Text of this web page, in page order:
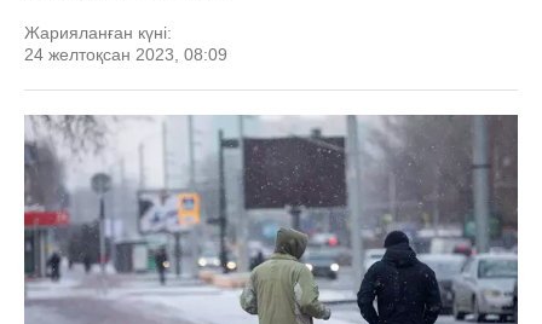
Жарияланған күні:
24 желтоқсан 2023, 08:09